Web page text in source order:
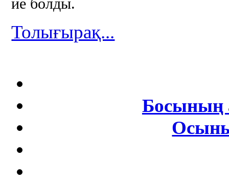
Толығырақ...
Босының